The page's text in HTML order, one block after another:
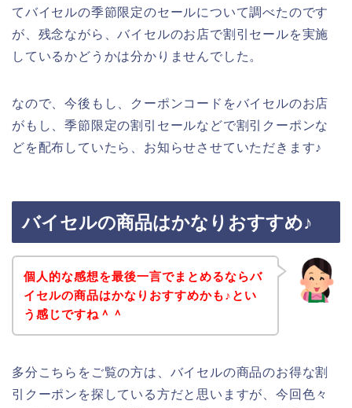
てバイセルの季節限定のセールについて調べたのです
が、残念ながら、バイセルのお店で割引セールを実施
しているかどうかは分かりませんでした。
なので、今後もし、クーポンコードをバイセルのお店
がもし、季節限定の割引セールなどで割引クーポンな
どを配布していたら、お知らせさせていただきます♪
バイセルの商品はかなりおすすめ♪
個人的な感想を最後一言でまとめるならバ
イセルの商品はかなりおすすめかも♪とい
う感じですね＾＾
多分こちらをご覧の方は、バイセルの商品のお得な割
引クーポンを探している方だと思いますが、今回色々